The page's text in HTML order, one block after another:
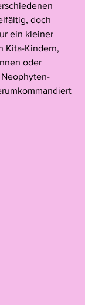
doch
ein kleiner
Kita-Kindern,
oder